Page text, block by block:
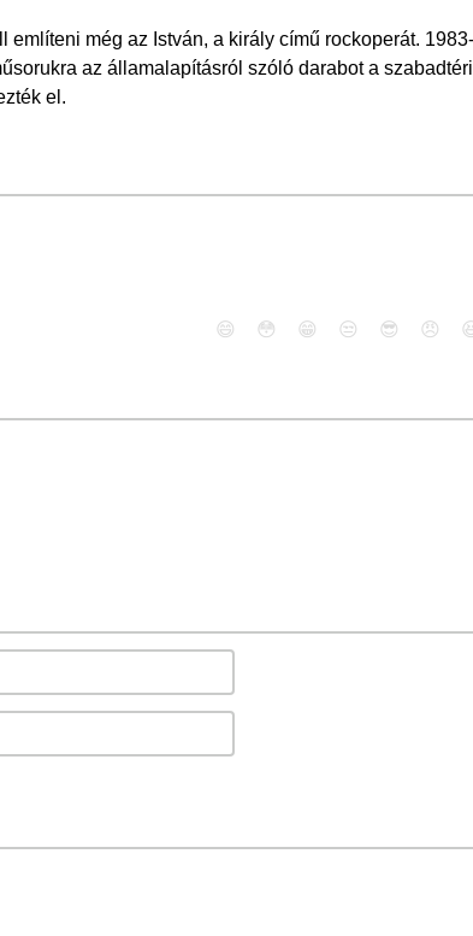
említeni még az István, a király című rockoperát.
az államalapításról szóló darabot a
el.
😄 😳 😁 😒 😎 😠